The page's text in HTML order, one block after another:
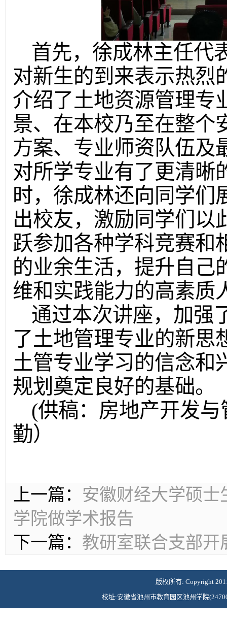
首先，徐成林主任代
对新生的到来表示热烈
介绍了土地资源管理专
景、在本校乃至在整个
方案、专业师资队伍及
对所学专业有了更清晰
时，徐成林还向同学们
出校友，激励同学们以
跃参加各种学科竞赛和
的业余生活，提升自己
维和实践能力的高素质
通过本次讲座，加强
了土地管理专业的新思
土管专业学习的信念和
规划奠定良好的基础。
(供稿：房地产开发
勤）
上一篇： 安徽财经大学硕
学院做学术报告
下一篇： 教研室联合支部开
版权所有: Copyright
校址:安徽省池州市教育园区池州学院